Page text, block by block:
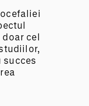
cel
succes